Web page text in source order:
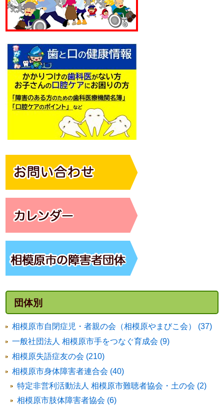
団体別
相模原市自閉症児・者親の会（相模原やまびこ会） (37)
一般社団法人 相模原市手をつなぐ育成会 (9)
相模原失語症友の会 (210)
相模原市身体障害者連合会 (40)
特定非営利活動法人 相模原市難聴者協会・土の会 (2)
相模原市肢体障害者協会 (6)